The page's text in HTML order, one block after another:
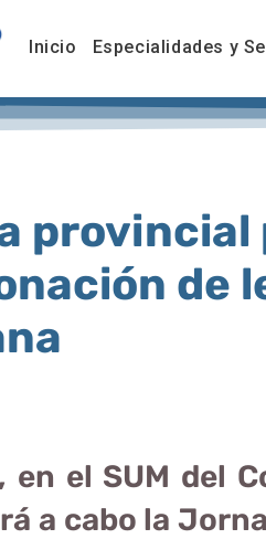
Inicio Especialidades y
provincial
de
el SUM del
a cabo la